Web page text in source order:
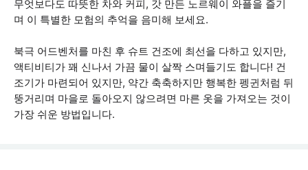
무엇보다도 따뜻한 차와 커피, 갓 만든 노르웨이 와플을 즐기
며 이 특별한 모험의 추억을 음미해 보세요.
북극 어드벤처를 마친 후 슈트 건조에 최선을 다하고 있지만,
액티비티가 꽤 신나서 가끔 물이 살짝 스며들기도 합니다! 건
조기가 마련되어 있지만, 약간 축축하지만 행복한 펭귄처럼 뒤
뚱거리며 마을로 돌아오지 않으려면 마른 옷을 가져오는 것이
가장 쉬운 방법입니다.